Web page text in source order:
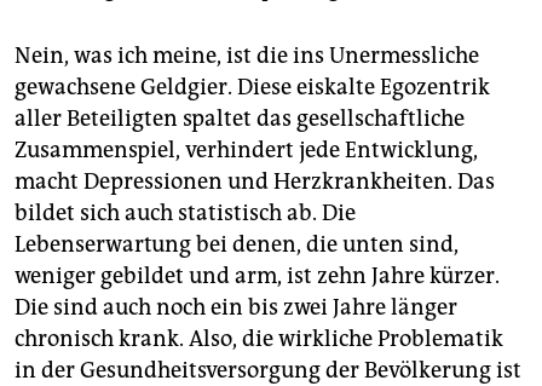
Nein, was ich meine, ist die ins Unermessliche
gewachsene Geldgier. Diese eiskalte Egozentrik
aller Beteiligten spaltet das gesellschaftliche
Zusammenspiel, verhindert jede Entwicklung,
macht Depressionen und Herzkrankheiten. Das
bildet sich auch statistisch ab. Die
Lebenserwartung bei denen, die unten sind,
weniger gebildet und arm, ist zehn Jahre kürzer.
Die sind auch noch ein bis zwei Jahre länger
chronisch krank. Also, die wirkliche Problematik
in der Gesundheitsversorgung der Bevölkerung ist